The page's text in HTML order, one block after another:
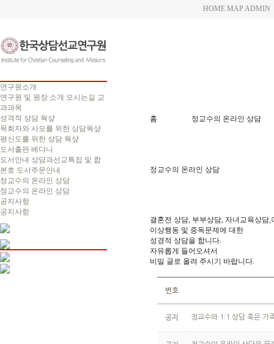
HOME MAP ADMIN
연구원소개
연구원 및 원장 소개 오시는길 교
과과목
성격적 상담 웍샾
목회자와 사모를 위한 상담웍샾
평신도를 위한 상담 웍샾
도서출판 베다니
도서안내 상담과선교특집 및 합
본호 도서주문안내
정교수의 온라인 상담
정교수의 온라인 상담
공지사항
공지사항
홈 정교수의 온라인 상담
정교수의 온라인 상담
결혼전 상담, 부부상담, 자녀교육상담,
이상행동 및 중독문제에 대한
성경적 상담을 합니다.
자유롭게 들어오셔서
비밀 글로 올려 주시기 바랍니다.
번호
공지 정교수와 1:1 상담 혹은 가